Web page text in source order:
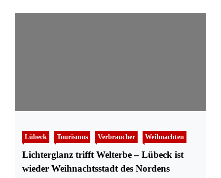
Lübeck Tourismus Verbraucher Weihnachten
Lichterglanz trifft Welterbe – Lübeck ist
wieder Weihnachtsstadt des Nordens